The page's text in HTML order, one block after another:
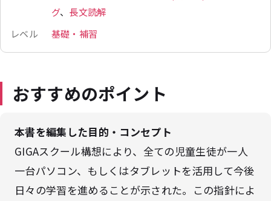
グ、 長文読解
レベル
基礎・補習
おすすめのポイント
本書を編集した目的・コンセプト
GIGAスクール構想により、全ての児童生徒が一人
一台パソコン、もしくはタブレットを活用して今後
日々の学習を進めることが示された。この指針によ